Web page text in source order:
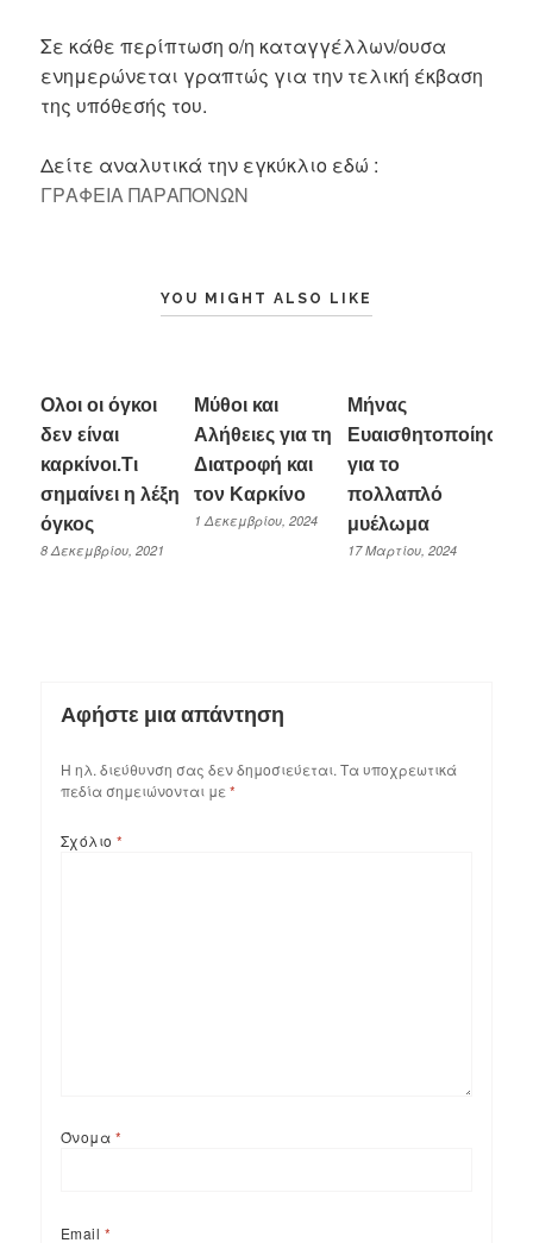
Σε κάθε περίπτωση ο/η καταγγέλλων/ουσα
ενημερώνεται γραπτώς για την τελική έκβαση
της υπόθεσής του.
Δείτε αναλυτικά την εγκύκλιο εδώ :
ΓΡΑΦΕΙΑ ΠΑΡΑΠΟΝΩΝ
YOU MIGHT ALSO LIKE
Ολοι οι όγκοι
δεν είναι
καρκίνοι.Τι
σημαίνει η λέξη
όγκος
8 Δεκεμβρίου, 2021
Μύθοι και
Αλήθειες για τη
Διατροφή και
τον Καρκίνο
1 Δεκεμβρίου, 2024
Μήνας
Ευαισθητοποίησης
για το
πολλαπλό
μυέλωμα
17 Μαρτίου, 2024
Αφήστε μια απάντηση
Η ηλ. διεύθυνση σας δεν δημοσιεύεται. Τα υποχρεωτικά
πεδία σημειώνονται με *
Σχόλιο *
Όνομα *
Email *